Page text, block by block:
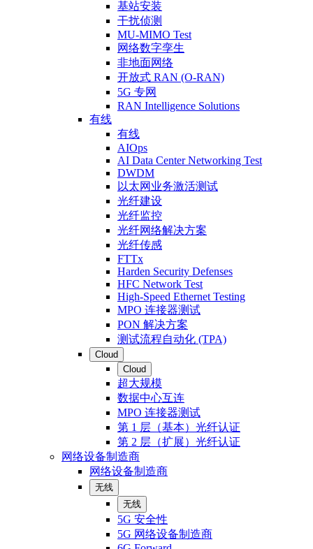
基站安装
干扰侦测
MU-MIMO Test
网络数字孪生
非地面网络
开放式 RAN (O-RAN)
5G 专网
RAN Intelligence Solutions
有线
有线
AIOps
AI Data Center Networking Test
DWDM
以太网业务激活测试
光纤建设
光纤监控
光纤网络解决方案
光纤传感
FTTx
Harden Security Defenses
HFC Network Test
High-Speed Ethernet Testing
MPO 连接器测试
PON 解决方案
测试流程自动化 (TPA)
Cloud
Cloud
超大规模
数据中心互连
MPO 连接器测试
第 1 层（基本）光纤认证
第 2 层（扩展）光纤认证
网络设备制造商
网络设备制造商
无线
无线
5G 安全性
5G 网络设备制造商